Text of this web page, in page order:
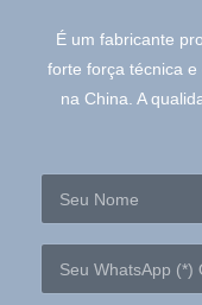
É um fabricante
forte força técnica
na China. A